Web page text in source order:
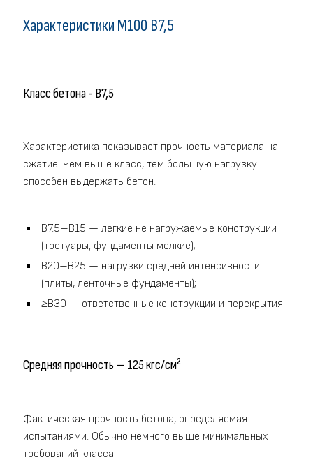
Характеристики M100 В7,5
Класс бетона - В7,5
Характеристика показывает прочность материала на
сжатие. Чем выше класс, тем большую нагрузку
способен выдержать бетон.
B7.5–B15 — легкие не нагружаемые конструкции
(тротуары, фундаменты мелкие);
B20–B25 — нагрузки средней интенсивности
(плиты, ленточные фундаменты);
≥B30 — ответственные конструкции и перекрытия
Средняя прочность — 125 кгс/см²
Фактическая прочность бетона, определяемая
испытаниями. Обычно немного выше минимальных
требований класса